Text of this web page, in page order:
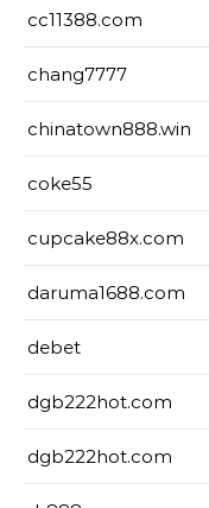
cc11388.com
chang7777
chinatown888.win
coke55
cupcake88x.com
daruma1688.com
debet
dgb222hot.com
dgb222hot.com